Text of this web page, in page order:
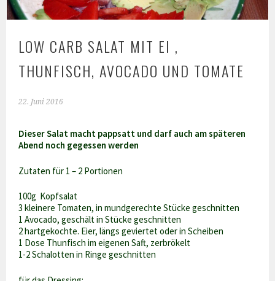
LOW CARB SALAT MIT EI ,
THUNFISCH, AVOCADO UND TOMATE
22. Juni 2016
Dieser Salat macht pappsatt und darf auch am späteren
Abend noch gegessen werden
Zutaten für 1 – 2 Portionen
100g Kopfsalat
3 kleinere Tomaten, in mundgerechte Stücke geschnitten
1 Avocado, geschält in Stücke geschnitten
2 hartgekochte. Eier, längs geviertet oder in Scheiben
1 Dose Thunfisch im eigenen Saft, zerbrökelt
1-2 Schalotten in Ringe geschnitten